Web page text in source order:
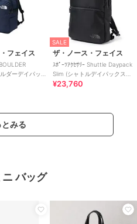
フェイス
ダーデイパッ
SALE
ザ・ノース・フェイス
ｽﾎﾟｰﾂｱｸｾｻﾘｰ Shuttle Daypack
Slim (シャトルデイパックスリ
ム)
¥23,760
とみる
バッグ